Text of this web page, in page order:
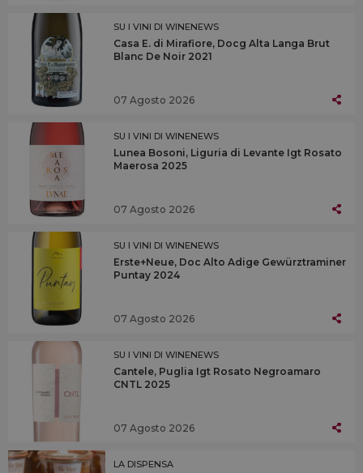
SU I VINI DI WINENEWS
Casa E. di Mirafiore, Docg Alta Langa Brut
Blanc De Noir 2021
07 Agosto 2026
SU I VINI DI WINENEWS
Lunea Bosoni, Liguria di Levante Igt Rosato
Maerosa 2025
07 Agosto 2026
SU I VINI DI WINENEWS
Erste+Neue, Doc Alto Adige Gewürztraminer
Puntay 2024
07 Agosto 2026
SU I VINI DI WINENEWS
Cantele, Puglia Igt Rosato Negroamaro
CNTL 2025
07 Agosto 2026
LA DISPENSA